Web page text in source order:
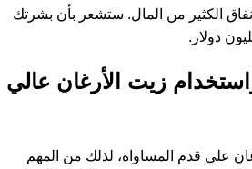
الكثير من المال. ستشعر بأن بشرتك
دولار.
واستخدام زيت الأرغان عالي
على قدم المساواة، لذلك من المهم